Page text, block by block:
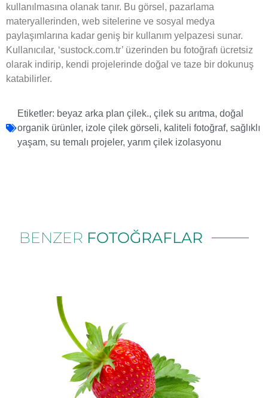
kullanılmasına olanak tanır. Bu görsel, pazarlama
materyallerinden, web sitelerine ve sosyal medya
paylaşımlarına kadar geniş bir kullanım yelpazesi sunar.
Kullanıcılar, ‘sustock.com.tr’ üzerinden bu fotoğrafı ücretsiz
olarak indirip, kendi projelerinde doğal ve taze bir dokunuş
katabilirler.
Etiketler: beyaz arka plan çilek., çilek su arıtma, doğal
organik ürünler, izole çilek görseli, kaliteli fotoğraf, sağlıklı
yaşam, su temalı projeler, yarım çilek izolasyonu
BENZER FOTOĞRAFLAR